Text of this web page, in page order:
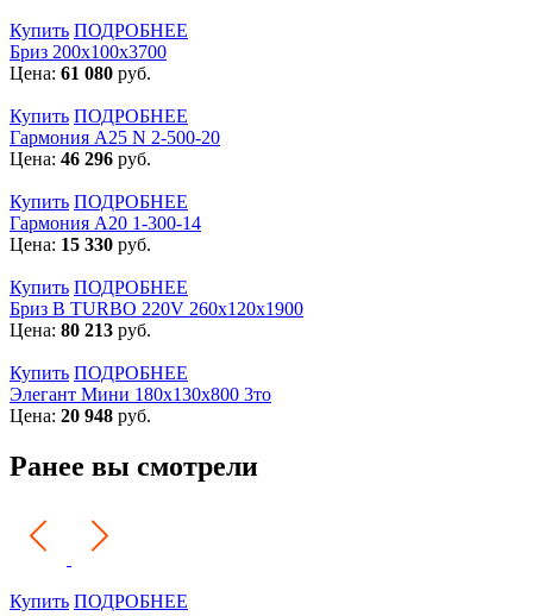
Купить ПОДРОБНЕЕ
Бриз 200х100х3700
Цена: 61 080 руб.
Купить ПОДРОБНЕЕ
Гармония А25 N 2-500-20
Цена: 46 296 руб.
Купить ПОДРОБНЕЕ
Гармония А20 1-300-14
Цена: 15 330 руб.
Купить ПОДРОБНЕЕ
Бриз В TURBO 220V 260х120х1900
Цена: 80 213 руб.
Купить ПОДРОБНЕЕ
Элегант Мини 180x130x800 3то
Цена: 20 948 руб.
Ранее вы смотрели
Купить ПОДРОБНЕЕ